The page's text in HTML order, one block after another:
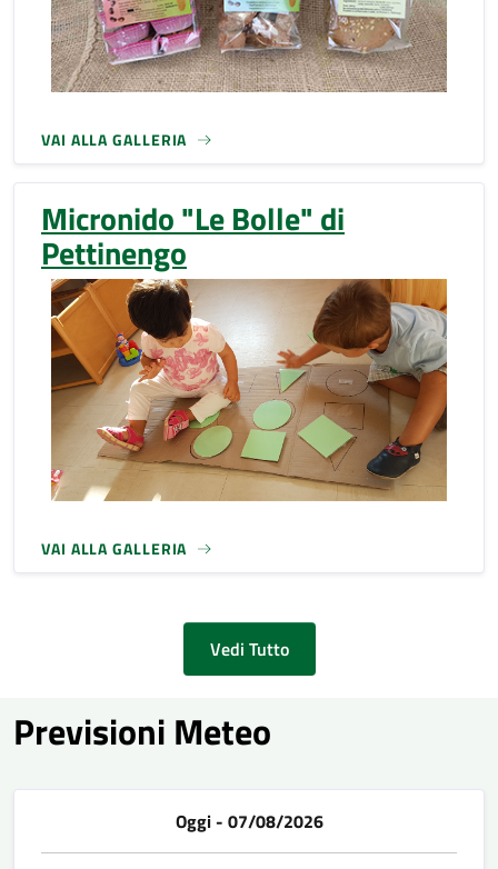
VAI ALLA GALLERIA
Micronido "Le Bolle" di
Pettinengo
VAI ALLA GALLERIA
Vedi Tutto
Previsioni Meteo
Oggi - 07/08/2026